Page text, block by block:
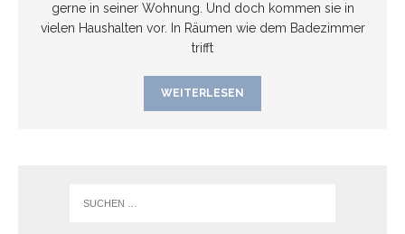
gerne in seiner Wohnung. Und doch kommen sie in
vielen Haushalten vor. In Räumen wie dem Badezimmer
trifft
WEITERLESEN